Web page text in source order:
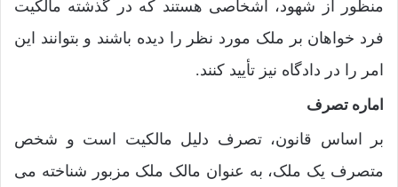
منظور از شهود، اشخاصی هستند که در گذشته مالکیت
فرد خواهان بر ملک مورد نظر را دیده باشند و بتوانند این
امر را در دادگاه نیز تأیید کنند.
اماره تصرف
بر اساس قانون، تصرف دلیل مالکیت است و شخص
متصرف یک ملک، به عنوان مالک ملک مزبور شناخته می